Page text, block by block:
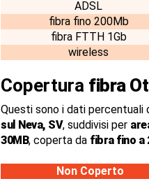
ADSL
fibra fino 200Mb
fibra FTTH 1Gb
wireless
Copertura fibra
Questi sono i dati percentuali
sul Neva, SV, suddivisi per
30MB, coperta da fibra fino a
Non Coperto